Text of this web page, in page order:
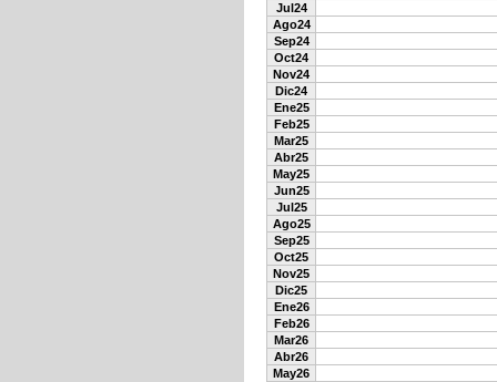
Jul24
Ago24
Sep24
Oct24
Nov24
Dic24
Ene25
Feb25
Mar25
Abr25
May25
Jun25
Jul25
Ago25
Sep25
Oct25
Nov25
Dic25
Ene26
Feb26
Mar26
Abr26
May26